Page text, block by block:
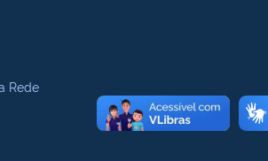
Rede